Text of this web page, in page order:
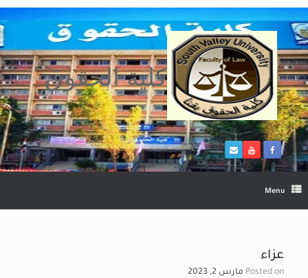
Skip
to
content
كلية الحقوق
Menu
عزاء
Posted on مارس 2, 2023